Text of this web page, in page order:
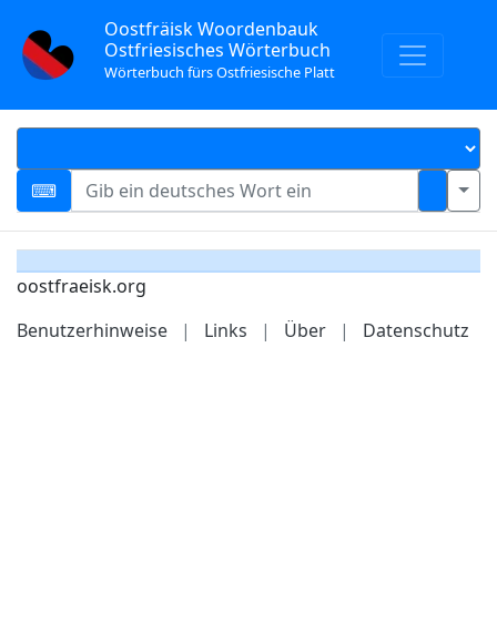
Oostfräisk Woordenbauk
Ostfriesisches Wörterbuch
Wörterbuch fürs Ostfriesische Platt
oostfraeisk.org
Benutzerhinweise
| Links | Über | Datenschutz